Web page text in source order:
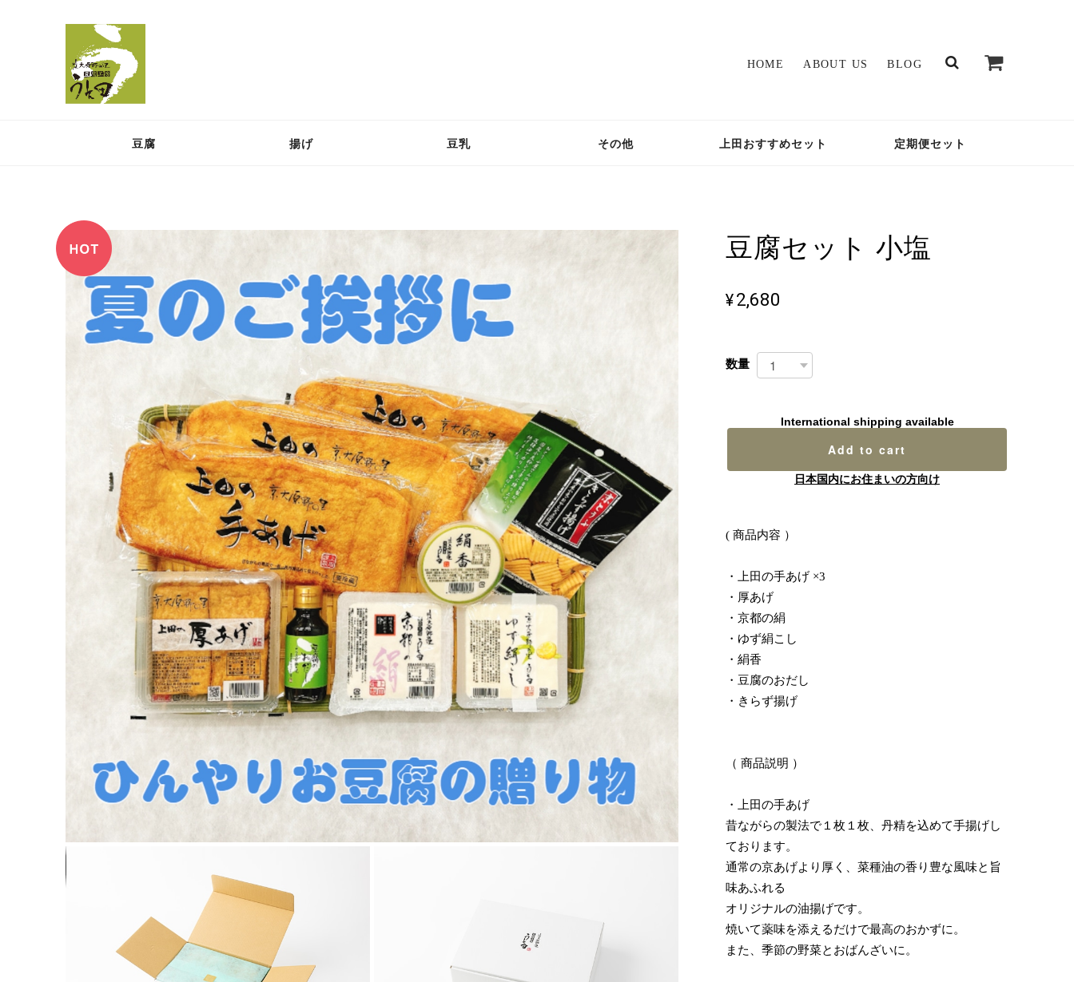
HOME ABOUT US BLOG
豆腐 揚げ 豆乳 その他 上田おすすめセット 定期便セット
豆腐セット 小塩
¥2,680
数量
International shipping available
Add to cart
日本国内にお住まいの方向け
( 商品内容 ）
・上田の手あげ ×3
・厚あげ
・京都の絹
・ゆず絹こし
・絹香
・豆腐のおだし
・きらず揚げ
（ 商品説明 ）
・上田の手あげ
昔ながらの製法で１枚１枚、丹精を込めて手揚げし
ております。
通常の京あげより厚く、菜種油の香り豊な風味と旨
味あふれる
オリジナルの油揚げです。
焼いて薬味を添えるだけで最高のおかずに。
また、季節の野菜とおばんざいに。